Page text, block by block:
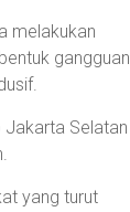
melakukan
gangguan
Jakarta Selatan
yang turut